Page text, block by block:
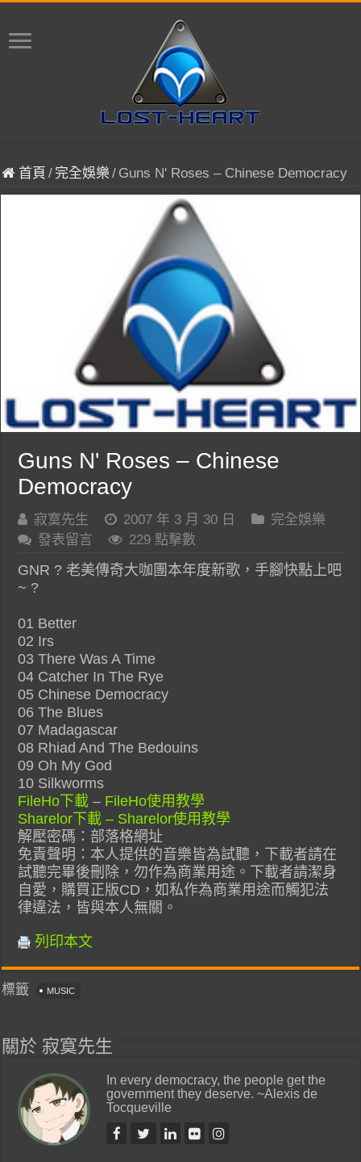
首頁 / 完全娛樂 / Guns N' Roses – Chinese Democracy
Guns N' Roses – Chinese
Democracy
寂寞先生 2007 年 3 月 30 日
完全娛樂
發表留言
229 點擊數
GNR ? 老美傳奇大咖團本年度新歌，手腳快點上吧
~ ?
01 Better
02 Irs
03 There Was A Time
04 Catcher In The Rye
05 Chinese Democracy
06 The Blues
07 Madagascar
08 Rhiad And The Bedouins
09 Oh My God
10 Silkworms
FileHo下載 – FileHo使用教學
Sharelor下載 – Sharelor使用教學
解壓密碼：部落格網址
免責聲明：本人提供的音樂皆為試聽，下載者請在
試聽完畢後刪除，勿作為商業用途。下載者請潔身
自愛，購買正版CD，如私作為商業用途而觸犯法
律違法，皆與本人無關。
列印本文
標籤 MUSIC
關於 寂寞先生
In every democracy, the people get the
government they deserve. ~Alexis de
Tocqueville